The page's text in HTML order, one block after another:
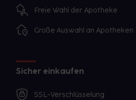
Freie Wahl der Apotheke
Große Auswahl an Apotheken
Sicher einkaufen
SSL-Verschlüsselung